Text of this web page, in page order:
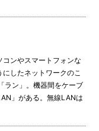
ンやスマートフォンな
したネットワークのこ
ラン」。機器間をケーブ
」がある。無線LANは